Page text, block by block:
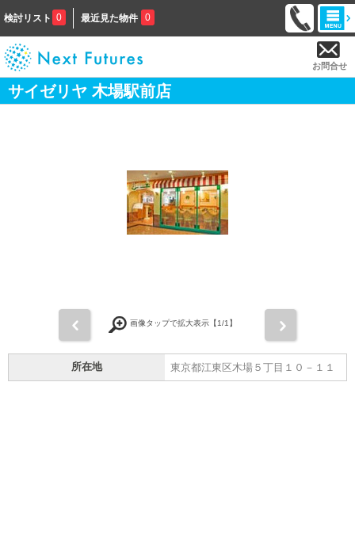
検討リスト 0 最近見た物件 0
お問合せ
サイゼリヤ 木場駅前店
画像タップで拡大表示【1/1】
所在地 東京都江東区木場５丁目１０－１１